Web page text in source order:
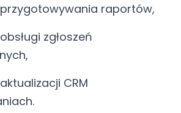
raportów,
zgłoszeń
CRM